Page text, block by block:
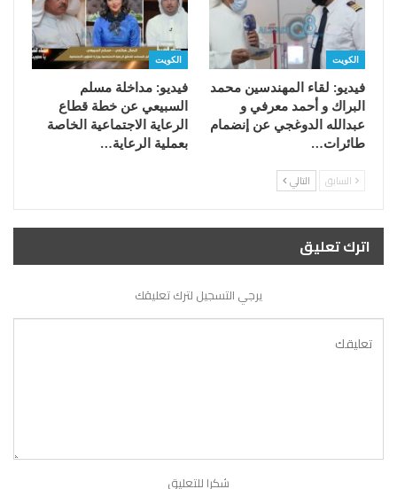
الكويت
فيديو: لقاء المهندسين محمد
البراك و أحمد معرفي و
عبدالله الدوغجي عن إنضمام
طائرات…
الكويت
فيديو: مداخلة مسلم
السبيعي عن خطة قطاع
الرعاية الاجتماعية الخاصة
بعملية الرعاية…
السابق التالي
اترك تعليق
يرجي التسجيل لترك تعليقك
شكرا للتعليق